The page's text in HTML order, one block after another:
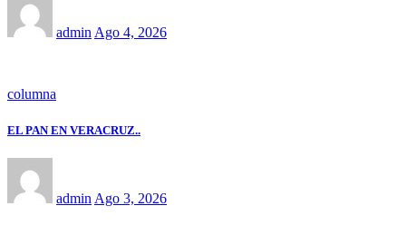
adminAgo 4, 2026
columna
EL PAN EN VERACRUZ..
admin Ago 3, 2026